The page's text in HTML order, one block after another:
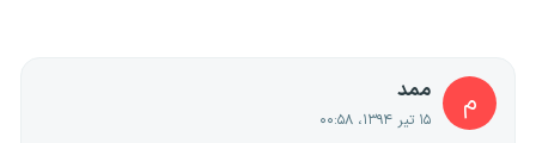
م ممد
۱۵ تیر ۱۳۹۴، ۰۰:۵۸